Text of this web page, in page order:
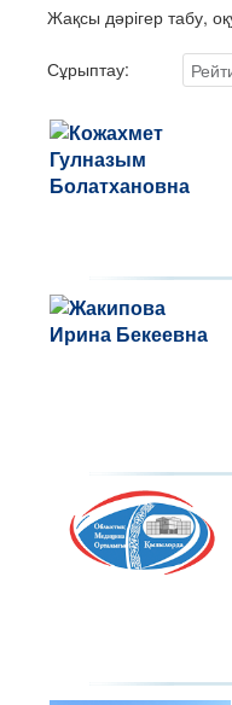
Жақсы дәрігер табу,
Сұрыптау: